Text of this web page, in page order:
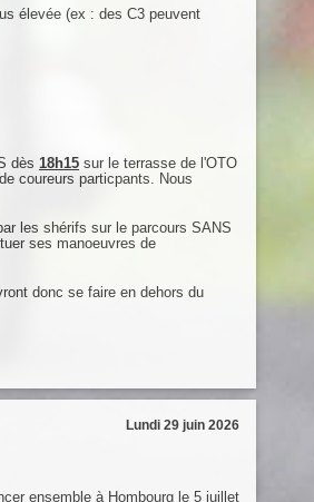
élevée (ex : des C3 peuvent
dès 18h15 sur le terrasse de l'OTO
coureurs particpants. Nous
les shérifs sur le parcours SANS
ses manoeuvres de
donc se faire en dehors du
Lundi 29 juin 2026
ensemble à Hombourg le 5 juillet